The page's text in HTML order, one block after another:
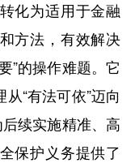
化为适用于金融
方法，有效解决
”的操作难题。它
“有法可依”迈向
续实施精准、高
保护义务提供了